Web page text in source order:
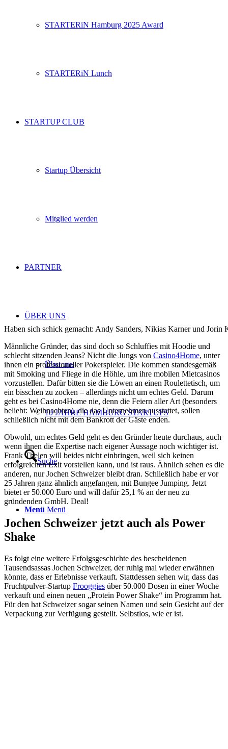
STARTERiN Hamburg 2025 Award
STARTERiN Lunch
STARTUP CLUB
Startup Übersicht
Mitglied werden
PARTNER
ÜBER UNS
Über uns
10 JAHRE HAMBURG STARTUPS
Suche
Menü Menü
Haben sich schick gemacht: Andy Sanders, Nikias Karner und
Männliche Gründer, das sind doch so Schluffies mit Hoodie und
schlecht sitzenden Jeans? Nicht die Jungs von Casino4Home, unter
ihnen ein professioneller Pokerspieler. Die kommen standesgemäß
mit Smoking und Fliege in die Höhle, um ihre mobilen Mietcasinos
vorzustellen. Dafür bitten sie die Löwen an einen Roulettetisch, um
ein bisschen zu zocken – allerdings nicht um echtes Geld. Darum
geht es bei Casino4Home nie, denn die Feiern aller Art (besonders
beliebt: Weihnachten), die das Unternehmen ausstattet, sollen
schließlich nicht mit dem Bankrott der Gäste enden.
Obwohl, um echtes Geld geht es den Gründer heute durchaus, auch
wenn ihnen die Expertise nach eigener Aussage noch wichtiger ist.
Frank Thelen will beides nicht einbringen, weil sich keinen
erfolgreichen Exit vorstellen kann, und ist raus. Ähnlich sehen es die
anderen, nur Jochen Schweizer bleibt dran. Schließlich habe er vor
25 Jahren ganz ähnlich angefangen, mit Bungee Jumping. Jetzt
bietet er 50.000 Euro und will dafür 25,1 % an der neu zu
gründenden GmbH. Deal!
Jochen Schweizer jetzt auch als Power
Shake
Es folgt eine weitere Erfolgsgeschichte des bescheidenen
Tausendsassas Jochen Schweizer, der ruhig mal wieder erwähnen
könnte, dass er Erlebnisse verkauft. Stattdessen sehen wir, dass das
Fruchtpulver-Startup Frooggies über 50.000 Dosen in einer Woche
verkauft und einen neuen „Protein Power Shake“ im Programm hat.
Für den hat Schweizer sogar seinen Namen und sein Gesicht auf der
Verpackung zur Verfügung gestellt. Selbstlos, wie er ist.